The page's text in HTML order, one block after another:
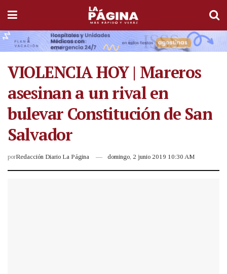
VIOLENCIA HOY | Mareros
asesinan a un rival en
bulevar Constitución de San
Salvador
porRedacción Diario La Página domingo, 2 junio 2019 10:30 AM